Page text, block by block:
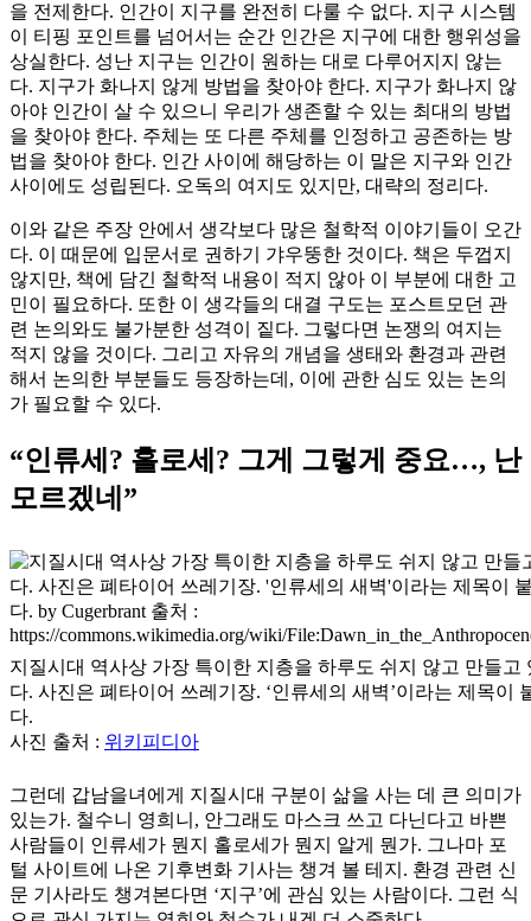
을 전제한다. 인간이 지구를 완전히 다룰 수 없다. 지구 시스템
이 티핑 포인트를 넘어서는 순간 인간은 지구에 대한 행위성을
상실한다. 성난 지구는 인간이 원하는 대로 다루어지지 않는
다. 지구가 화나지 않게 방법을 찾아야 한다. 지구가 화나지 않
아야 인간이 살 수 있으니 우리가 생존할 수 있는 최대의 방법
을 찾아야 한다. 주체는 또 다른 주체를 인정하고 공존하는 방
법을 찾아야 한다. 인간 사이에 해당하는 이 말은 지구와 인간
사이에도 성립된다. 오독의 여지도 있지만, 대략의 정리다.
이와 같은 주장 안에서 생각보다 많은 철학적 이야기들이 오간
다. 이 때문에 입문서로 권하기 갸우뚱한 것이다. 책은 두껍지
않지만, 책에 담긴 철학적 내용이 적지 않아 이 부분에 대한 고
민이 필요하다. 또한 이 생각들의 대결 구도는 포스트모던 관
련 논의와도 불가분한 성격이 짙다. 그렇다면 논쟁의 여지는
적지 않을 것이다. 그리고 자유의 개념을 생태와 환경과 관련
해서 논의한 부분들도 등장하는데, 이에 관한 심도 있는 논의
가 필요할 수 있다.
“인류세? 홀로세? 그게 그렇게 중요…, 난
모르겠네”
지질시대 역사상 가장 특이한 지층을 하루도 쉬지 않고 만들고
다. 사진은 폐타이어 쓰레기장. ‘인류세의 새벽’이라는 제목이
다.
사진 출처 : 위키피디아
그런데 갑남을녀에게 지질시대 구분이 삶을 사는 데 큰 의미가
있는가. 철수니 영희니, 안그래도 마스크 쓰고 다닌다고 바쁜
사람들이 인류세가 뭔지 홀로세가 뭔지 알게 뭔가. 그나마 포
털 사이트에 나온 기후변화 기사는 챙겨 볼 테지. 환경 관련 신
문 기사라도 챙겨본다면 ‘지구’에 관심 있는 사람이다. 그런 식